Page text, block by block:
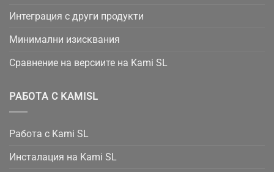
Интеграция с други продукти
Минимални изисквания
Сравнение на версиите на Kami SL
РАБОТА С KAMISL
Работа с Kami SL
Инсталация на Kami SL